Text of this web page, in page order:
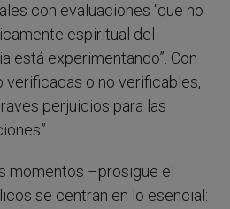
con evaluaciones “que no
espiritual del
está experimentando”. Con
verificadas o no verificables,
perjuicios para las
momentos –prosigue el
se centran en lo esencial: